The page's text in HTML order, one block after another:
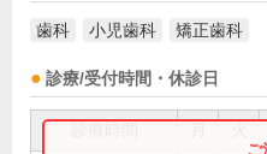
歯科 小児歯科 矯正歯科
診療/受付時間・休診日